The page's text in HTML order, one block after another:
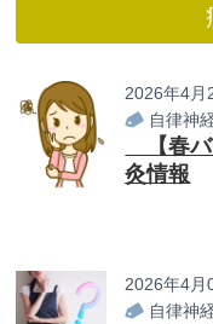
2026年4月
自律神
【春バ
灸情報
2026年4月
自律神